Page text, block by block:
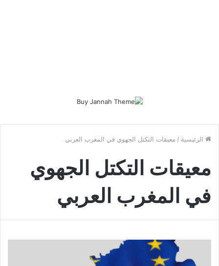
الرئيسية / معيقات التكتل الجهوي في المغرب العربي
معيقات التكتل الجهوي
في المغرب العربي